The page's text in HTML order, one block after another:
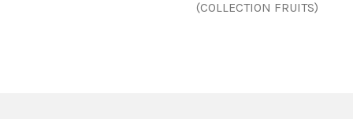
(COLLECTION FRUITS)